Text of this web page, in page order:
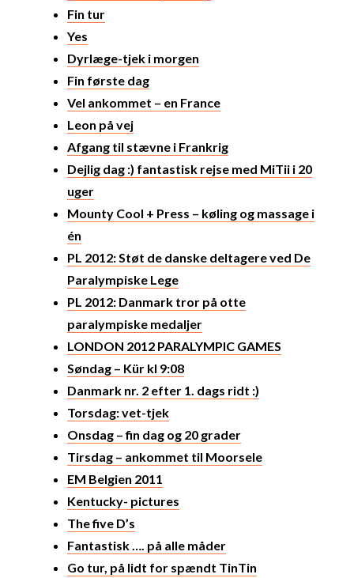
Fin tur
Yes
Dyrlæge-tjek i morgen
Fin første dag
Vel ankommet – en France
Leon på vej
Afgang til stævne i Frankrig
Dejlig dag :) fantastisk rejse med MiTii i 20
uger
Mounty Cool + Press – køling og massage i
én
PL 2012: Støt de danske deltagere ved De
Paralympiske Lege
PL 2012: Danmark tror på otte
paralympiske medaljer
LONDON 2012 PARALYMPIC GAMES
Søndag – Kür kl 9:08
Danmark nr. 2 efter 1. dags ridt :)
Torsdag: vet-tjek
Onsdag – fin dag og 20 grader
Tirsdag – ankommet til Moorsele
EM Belgien 2011
Kentucky- pictures
The five D’s
Fantastisk …. på alle måder
Go tur, på lidt for spændt TinTin